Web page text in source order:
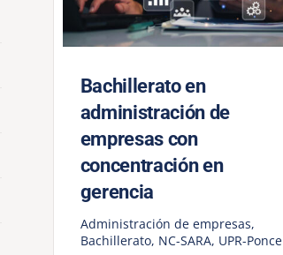
Bachillerato en
administración de
empresas con
concentración en
gerencia
Administración de empresas,
Bachillerato, NC-SARA, UPR-Ponce